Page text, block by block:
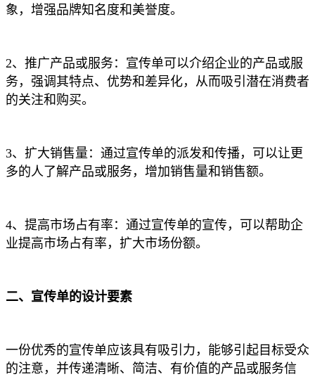
象，增强品牌知名度和美誉度。
2、推广产品或服务：宣传单可以介绍企业的产品或服
务，强调其特点、优势和差异化，从而吸引潜在消费者
的关注和购买。
3、扩大销售量：通过宣传单的派发和传播，可以让更
多的人了解产品或服务，增加销售量和销售额。
4、提高市场占有率：通过宣传单的宣传，可以帮助企
业提高市场占有率，扩大市场份额。
二、宣传单的设计要素
一份优秀的宣传单应该具有吸引力，能够引起目标受众
的注意，并传递清晰、简洁、有价值的产品或服务信